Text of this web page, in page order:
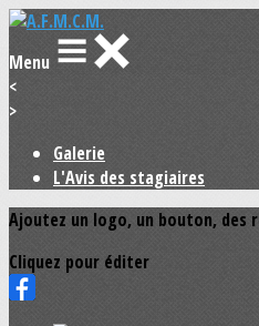
Menu
<
>
Galerie
L'Avis des stagiaires
Ajoutez un logo, un bouton, des
Cliquez pour éditer